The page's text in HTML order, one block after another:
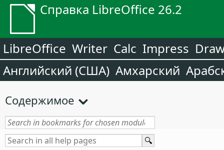
Справка LibreOffice 26.2
LibreOffice Writer Calc Impress
Английский (США) Амхарский
Содержимое